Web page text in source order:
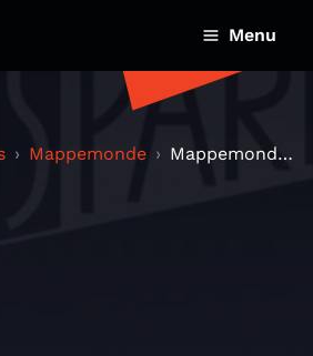
Menu
Mappemonde Mappemonde : Eurovision